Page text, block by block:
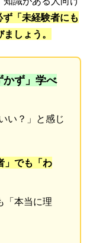
ず「未経験者にも
しょう。
かず」学べ
い？」と感じ
」でも「わ
「本当に理